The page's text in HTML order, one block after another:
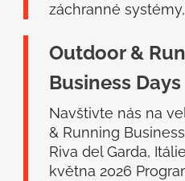
záchranné
Outdoor &
Business Days
Navštivte nás na
& Running
Riva del Garda,
května 2026